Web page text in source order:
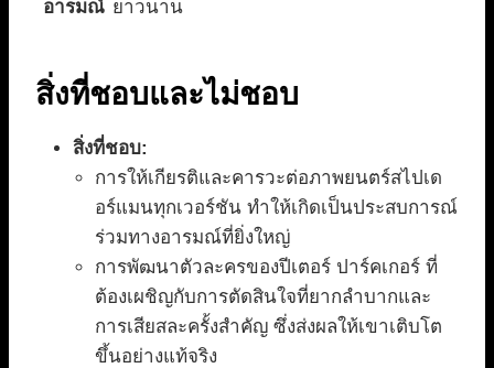
อารมณ์ ยาวนาน
สิ่งที่ชอบและไม่ชอบ
สิ่งที่ชอบ:
การให้เกียรติและคารวะต่อภาพยนตร์สไปเด
อร์แมนทุกเวอร์ชัน ทำให้เกิดเป็นประสบการณ์
ร่วมทางอารมณ์ที่ยิ่งใหญ่
การพัฒนาตัวละครของปีเตอร์ ปาร์คเกอร์ ที่
ต้องเผชิญกับการตัดสินใจที่ยากลำบากและ
การเสียสละครั้งสำคัญ ซึ่งส่งผลให้เขาเติบโต
ขึ้นอย่างแท้จริง